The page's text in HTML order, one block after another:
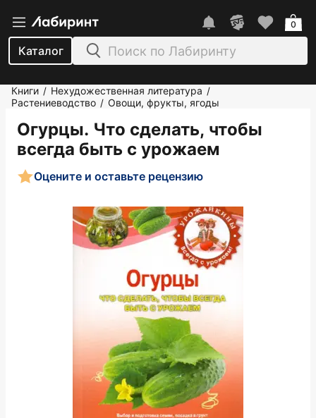
Каталог
0
Книги / Нехудожественная литература /
Растениеводство / Овощи, фрукты, ягоды
Огурцы. Что сделать, чтобы
всегда быть с урожаем
Оцените и оставьте рецензию